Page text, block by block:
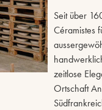
Seit über
Céramistes
zeitlose
Ortschaft